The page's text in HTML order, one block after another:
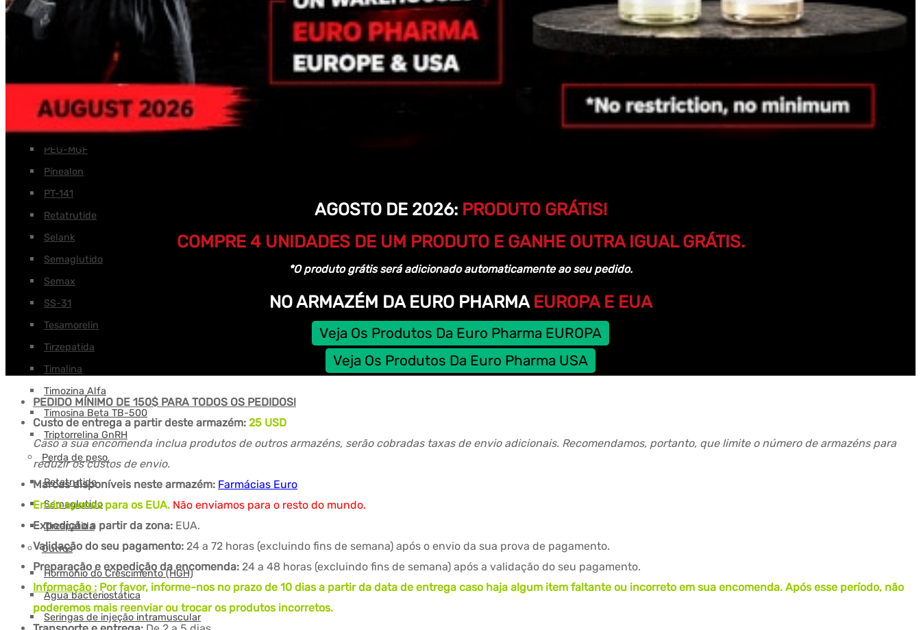
Melanotan
MOTS-C
NAD
Oxitocina
PEG-MGF
Pinealon
PT-141
Retatrutide
Selank
Semaglutido
Semax
SS-31
Tesamorelin
Tirzepatida
Timalina
Timozina Alfa
Timosina Beta TB-500
Triptorrelina GnRH
Perda de peso
Retatrutide
Semaglutido
Tirzepatida
Outros
Hormônio do Crescimento (HGH)
Água bacteriostática
Seringas de injeção intramuscular
AGOSTO DE 2026: PRODUTO GRÁTIS!
COMPRE 4 UNIDADES DE UM PRODUTO E GANHE OUTRA IGUAL GRÁTIS.
*O produto grátis será adicionado automaticamente ao seu pedido.
NO ARMAZÉM DA EURO PHARMA EUROPA E EUA
Veja Os Produtos Da Euro Pharma EUROPA
Veja Os Produtos Da Euro Pharma USA
PEDIDO MÍNIMO DE 150$ PARA TODOS OS PEDIDOS!
Custo de entrega a partir deste armazém: 25 USD
Caso a sua encomenda inclua produtos de outros armazéns, serão cobradas taxas de envio adicionais. Recomendamos, portanto, que limite o número de armazéns para
reduzir os custos de envio.
Marcas disponíveis neste armazém: Farmácias Euro
Envio apenas para os EUA. Não enviamos para o resto do mundo.
Expedição a partir da zona: EUA.
Validação do seu pagamento: 24 a 72 horas (excluindo fins de semana) após o envio da sua prova de pagamento.
Preparação e expedição da encomenda: 24 a 48 horas (excluindo fins de semana) após a validação do seu pagamento.
Informação : Por favor, informe-nos no prazo de 10 dias a partir da data de entrega caso haja algum item faltante ou incorreto em sua encomenda. Após esse período, não
poderemos mais reenviar ou trocar os produtos incorretos.